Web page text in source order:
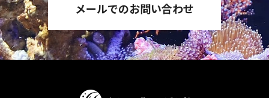
メールでのお問い合わせ